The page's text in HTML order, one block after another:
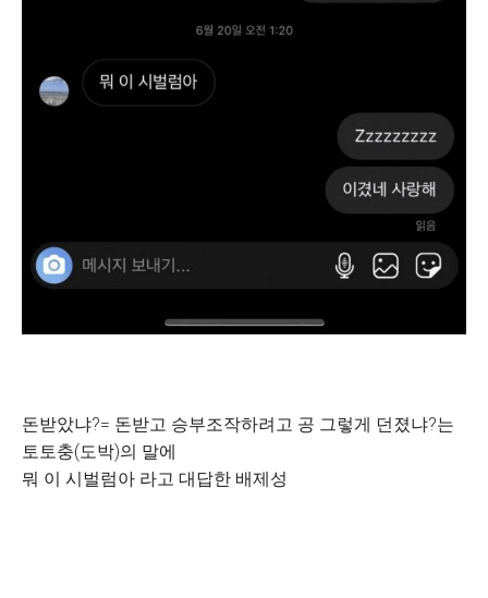
돈받았냐?= 돈받고 승부조작하려고 공 그렇게 던졌냐?는
토토충(도박)의 말에
뭐 이 시벌럼아 라고 대답한 배제성